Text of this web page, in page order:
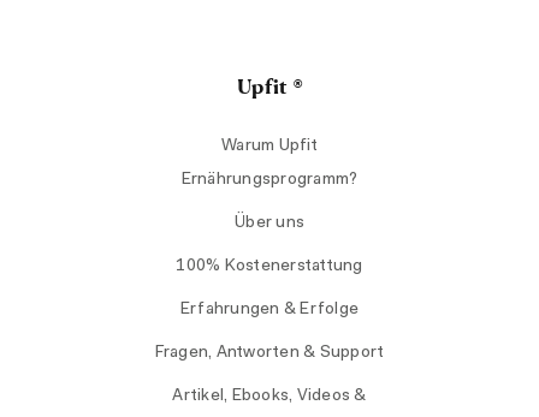
Upfit ®
Warum Upfit
Ernährungsprogramm?
Über uns
100% Kostenerstattung
Erfahrungen & Erfolge
Fragen, Antworten & Support
Artikel, Ebooks, Videos &